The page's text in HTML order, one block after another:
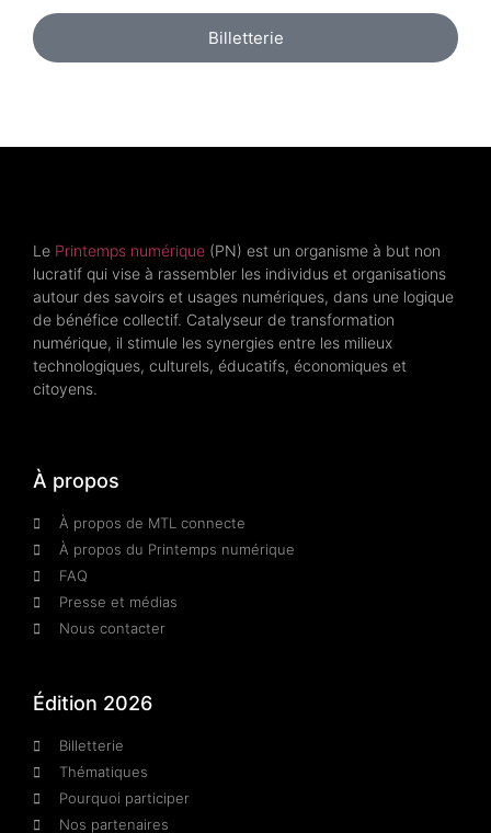
Billetterie
Le Printemps numérique (PN) est un organisme à but non
lucratif qui vise à rassembler les individus et organisations
autour des savoirs et usages numériques, dans une logique
de bénéfice collectif. Catalyseur de transformation
numérique, il stimule les synergies entre les milieux
technologiques, culturels, éducatifs, économiques et
citoyens.
À propos
À propos de MTL connecte
À propos du Printemps numérique
FAQ
Presse et médias
Nous contacter
Édition 2026
Billetterie
Thématiques
Pourquoi participer
Nos partenaires